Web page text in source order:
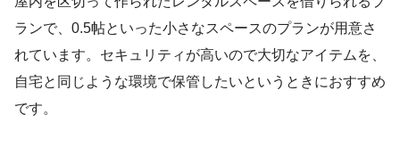
ランで、0.5帖といった小さなスペースのプランが用意さ
れています。セキュリティが高いので大切なアイテムを、
自宅と同じような環境で保管したいというときにおすすめ
です。